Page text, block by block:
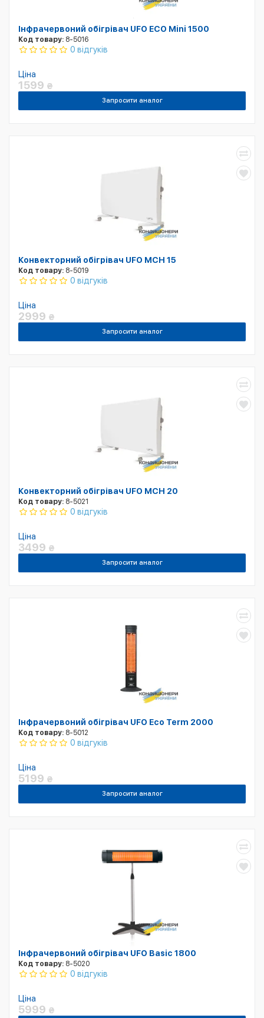
Інфрачервоний обігрівач UFO ECO Mini 1500
Код товару: 8-5016
0 відгуків
Ціна
1599 ₴
Запросити аналог
Конвекторний обігрівач UFO MCH 15
Код товару: 8-5019
0 відгуків
Ціна
2999 ₴
Запросити аналог
Конвекторний обігрівач UFO MCH 20
Код товару: 8-5021
0 відгуків
Ціна
3499 ₴
Запросити аналог
Інфрачервоний обігрівач UFO Eco Term 2000
Код товару: 8-5012
0 відгуків
Ціна
5199 ₴
Запросити аналог
Інфрачервоний обігрівач UFO Basic 1800
Код товару: 8-5020
0 відгуків
Ціна
5999 ₴